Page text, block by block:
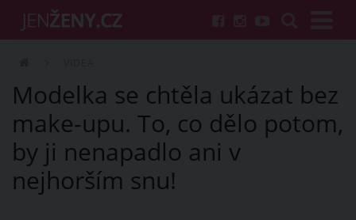
Modelka se chtěla ukázat bez
make-upu. To, co dělo potom,
by ji nenapadlo ani v
nejhorším snu!